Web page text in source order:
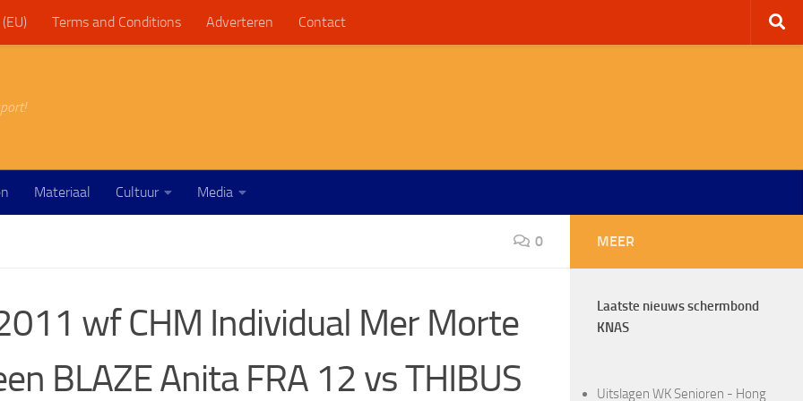
Terms and Conditions Adverteren Contact
Materiaal Cultuur Media
0
wf CHM Individual Mer Morte
BLAZE Anita FRA 12 vs THIBUS
MEER
Laatste nieuws schermbond
KNAS
Uitslagen WK Senioren - Hong